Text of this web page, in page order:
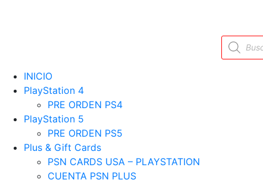
Búsqueda
de
productos
INICIO
PlayStation 4
PRE ORDEN PS4
PlayStation 5
PRE ORDEN PS5
Plus & Gift Cards
PSN CARDS USA – PLAYSTATION
CUENTA PSN PLUS